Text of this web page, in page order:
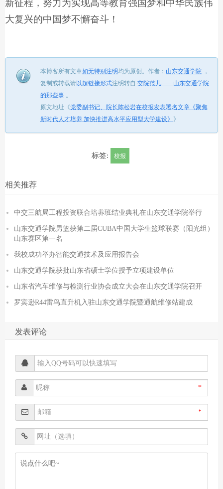
新征程，努力为实现高等教育强国梦和中华民族伟
大复兴的中国梦不懈奋斗！
本博客所有文章如无特别注明均为原创。 作者： 山东交通学院 ，
复制或转载请以超链接形式注明转自 交院范儿——山东交通学院
的那些事 。
原文地址《党委副书记、院长陈松岩在校报发表署名文章《聚焦
新时代人才培养 加快推进高水平应用型大学建设》 》
标签: 校报
相关推荐
中交三航局工程投资联合培养班结业典礼在山东交通学院举行
山东交通学院男篮获第二届CUBA中国大学生篮球联赛（阳光组）
山东赛区第一名
我校成功举办智能交通技术及应用报告会
山东交通学院获批山东省硕士学位授予立项建设单位
山东省汽车维修与检测行业协会成立大会在山东交通学院召开
罗宾逊R44雷鸟直升机入驻山东交通学院暨通航维修站建成
发表评论
*
*